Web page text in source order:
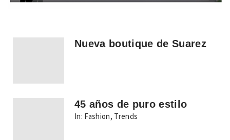
Nueva boutique de Suarez
45 años de puro estilo
In: Fashion, Trends